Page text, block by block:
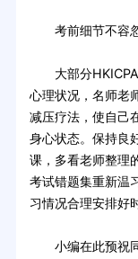
考前细节不容
大部分HKICPA
心理状况，名师老
减压疗法，使自己
身心状态。保持良
课，多看老师整理
考试错题集重新温
习情况合理安排好
小编在此预祝同